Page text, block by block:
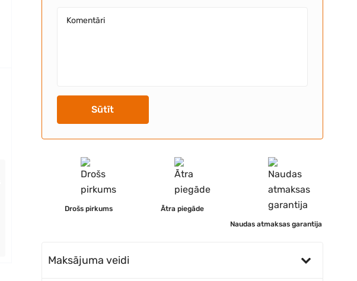
Sūtīt
Drošs pirkums
Ātra piegāde
Naudas atmaksas garantija
Maksājuma veidi